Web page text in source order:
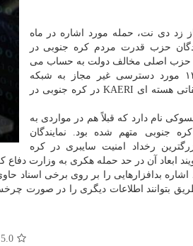
زد دی نت، حمله مورد اشاره در ماه
حزب قدرت مردم کره جنوبی در
حزب اصلی مخالف دولت به حساب می
آید. طبق گزارش این حزب ۱۳ مورد دسترسی غیر مجاز به شبکه
کامپیوتری داخلی مؤسسه تحقیقاتی هسته ای KAERI در کره جنوبی در
نام دارد که قبلاً هم در مواردی به
جنوبی متهم شده بود. نمایندگان
رخداد امنیت سایبری در کره
آن در حد حمله هکری به وزارت دفاع کره
بدافزارهایی را بر روی برخی اسناد
5.0